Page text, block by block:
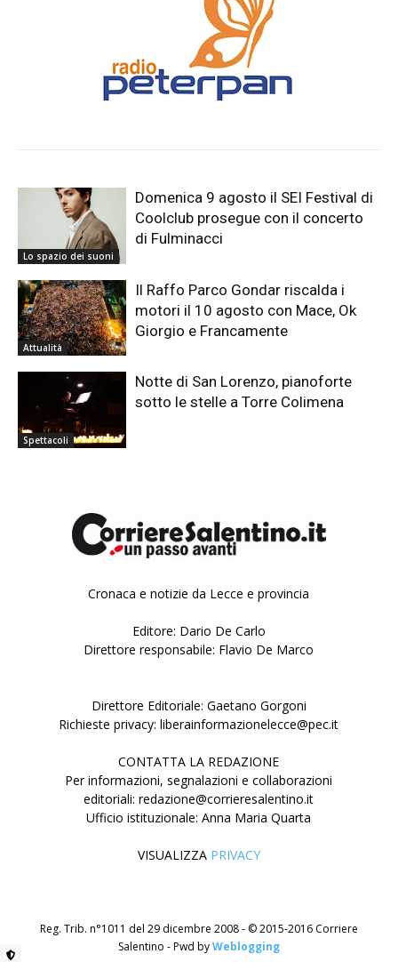
Lo spazio dei suoni
Domenica 9 agosto il SEI Festival di
Coolclub prosegue con il concerto
di Fulminacci
Attualità
Il Raffo Parco Gondar riscalda i
motori il 10 agosto con Mace, Ok
Giorgio e Francamente
Spettacoli
Notte di San Lorenzo, pianoforte
sotto le stelle a Torre Colimena
Cronaca e notizie da Lecce e provincia
Editore: Dario De Carlo
Direttore responsabile: Flavio De Marco
Direttore Editoriale: Gaetano Gorgoni
Richieste privacy: liberainformazionelecce@pec.it
CONTATTA LA REDAZIONE
Per informazioni, segnalazioni e collaborazioni
editoriali: redazione@corrieresalentino.it
Ufficio istituzionale: Anna Maria Quarta
VISUALIZZA PRIVACY
Reg. Trib. n°1011 del 29 dicembre 2008 - © 2015-2016 Corriere
Salentino - Pwd byWeblogging